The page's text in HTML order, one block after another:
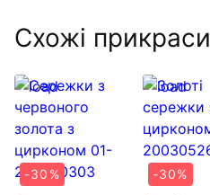
Схожі прикраси
-30%
-30%